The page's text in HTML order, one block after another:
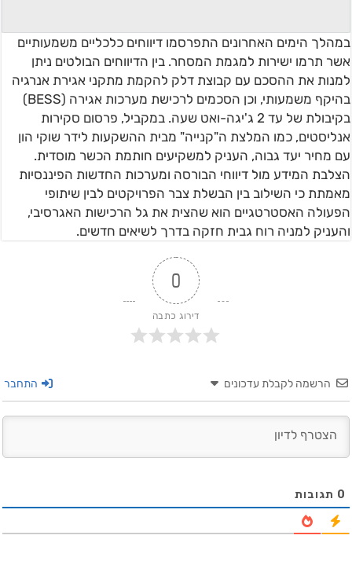
במהלך הימים האחרונים התפרסמו דיווחים כלכליים משמעותיים
אשר תרמו ישירות למגמת המסחר. בין הדיווחים הבולטים ניתן
למנות את ההסכם עם קבוצת דלק להקמת מתקני אגירת אנרגיה
בהיקף משמעותי, וכן הסכמים לרכישת מערכות אגירה (BESS)
בקיבולת של עד 2 ג'יגה-ואט שעה. במקביל, פרסום סקירות
אנליסטים, כמו המלצת ה"קנייה" מבית ההשקעות לידר שוקי הון
עם מחיר יעד גבוה, העניק למשקיעים חותמת הכשר מוסדית.
הצלבת המידע מול דיווחי הבורסה ומערכות החדשות הפיננסיות
מאמתת כי השילוב בין הבשלת צבר הפרויקטים לבין שיתופי
הפעולה האסטרטגיים הוא שהצית את גל הרכישות האגרסיבי,
והעניק למניה רוח גבית חזקה בדרך לשיאים חדשים.
0
דירוג כתבה
הרשמה לקבלת עדכונים התחבר
0 תגובות